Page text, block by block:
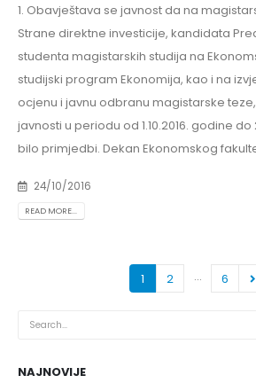
1. Obavještava se javnost da na
Strane direktne investicije, kandidata
studenta magistarskih studija na
studijski program Ekonomija, kao i na
ocjenu i javnu odbranu magistarske
javnosti u periodu od 1.10.2016. godine do
bilo primjedbi. Dekan Ekonomskog
24/10/2016
READ MORE...
1 2 … 6
NAJNOVIJE